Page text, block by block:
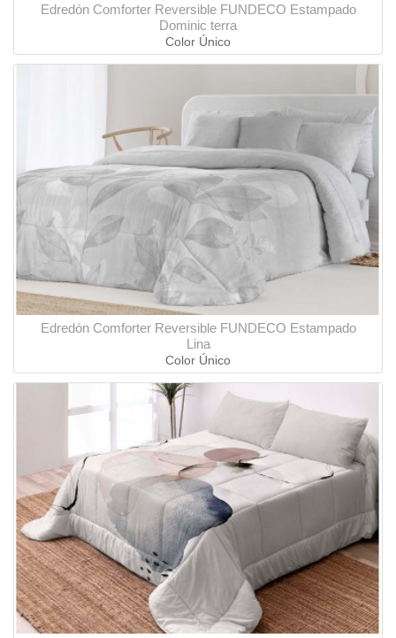
Edredón Comforter Reversible FUNDECO Estampado
Dominic terra
Color Único
Edredón Comforter Reversible FUNDECO Estampado
Lina
Color Único